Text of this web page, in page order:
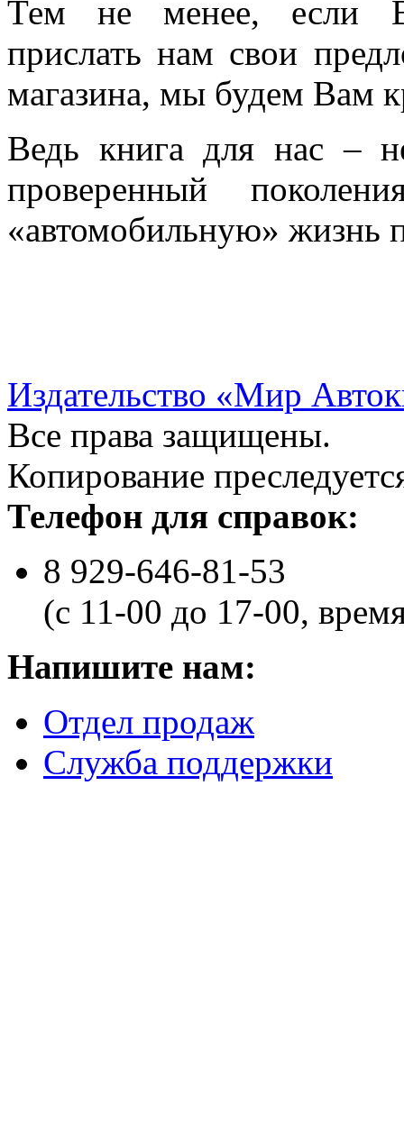
Тем не менее, если
прислать нам свои
магазина, мы будем Вам
Ведь книга для нас –
проверенный
«автомобильную» жизнь
Издательство «Мир
Все права защищены.
Копирование
Телефон для справок:
8 929-646-81-53
(с 11-00 до 17-00,
Напишите нам:
Отдел продаж
Служба поддержки